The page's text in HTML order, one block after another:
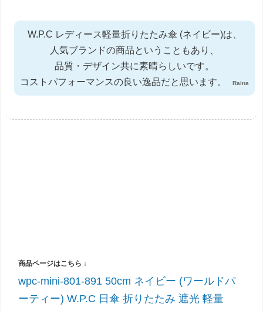
W.P.C レディース軽量折りたたみ傘 (ネイビー)は、
人気ブランドの商品ということもあり、
品質・デザイン共に素晴らしいです。
コストパフォーマンスの良い逸品だと思います。
Raina
wpc-mini-801-891 50cm ネイビー (ワールドパ
ーティー) W.P.C 日傘 折りたたみ 遮光 軽量